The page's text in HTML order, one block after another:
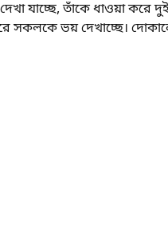
যাচ্ছে, তাঁকে ধাওয়া করে
সকলকে ভয় দেখাচ্ছে।